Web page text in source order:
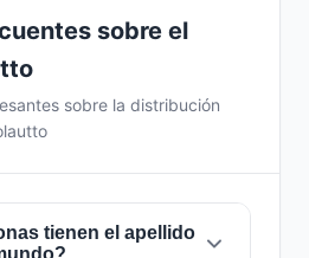
sobre el
sobre la distribución
tienen el apellido